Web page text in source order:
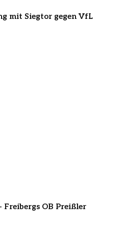
mit Siegtor gegen VfL
Freibergs OB Preißler